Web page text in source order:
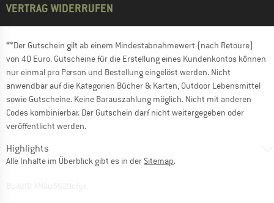
VERTRAG WIDERRUFEN
**Der Gutschein gilt ab einem Mindestabnahmewert (nach Retoure)
von 40 Euro. Gutscheine für die Erstellung eines Kundenkontos können
nur einmal pro Person und Bestellung eingelöst werden. Nicht
anwendbar auf die Kategorien Bücher & Karten, Outdoor Lebensmittel
sowie Gutscheine. Keine Barauszahlung möglich. Nicht mit anderen
Codes kombinierbar. Der Gutschein darf nicht weitergegeben oder
veröffentlicht werden.
Highlights
Alle Inhalte im Überblick gibt es in der Sitemap.